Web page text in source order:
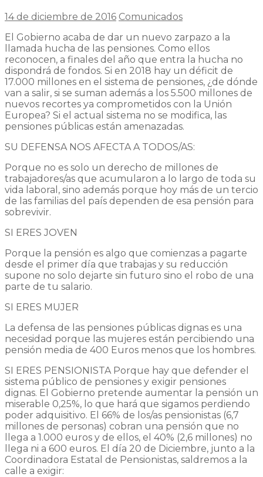
14 de diciembre de 2016 Comunicados
El Gobierno acaba de dar un nuevo zarpazo a la
llamada hucha de las pensiones. Como ellos
reconocen, a finales del año que entra la hucha no
dispondrá de fondos. Si en 2018 hay un déficit de
17.000 millones en el sistema de pensiones, ¿de dónde
van a salir, si se suman además a los 5.500 millones de
nuevos recortes ya comprometidos con la Unión
Europea? Si el actual sistema no se modifica, las
pensiones públicas están amenazadas.
SU DEFENSA NOS AFECTA A TODOS/AS:
Porque no es solo un derecho de millones de
trabajadores/as que acumularon a lo largo de toda su
vida laboral, sino además porque hoy más de un tercio
de las familias del país dependen de esa pensión para
sobrevivir.
SI ERES JOVEN
Porque la pensión es algo que comienzas a pagarte
desde el primer día que trabajas y su reducción
supone no solo dejarte sin futuro sino el robo de una
parte de tu salario.
SI ERES MUJER
La defensa de las pensiones públicas dignas es una
necesidad porque las mujeres están percibiendo una
pensión media de 400 Euros menos que los hombres.
SI ERES PENSIONISTA Porque hay que defender el
sistema público de pensiones y exigir pensiones
dignas. El Gobierno pretende aumentar la pensión un
miserable 0,25%, lo que hará que sigamos perdiendo
poder adquisitivo. El 66% de los/as pensionistas (6,7
millones de personas) cobran una pensión que no
llega a 1.000 euros y de ellos, el 40% (2,6 millones) no
llega ni a 600 euros. El día 20 de Diciembre, junto a la
Coordinadora Estatal de Pensionistas, saldremos a la
calle a exigir: